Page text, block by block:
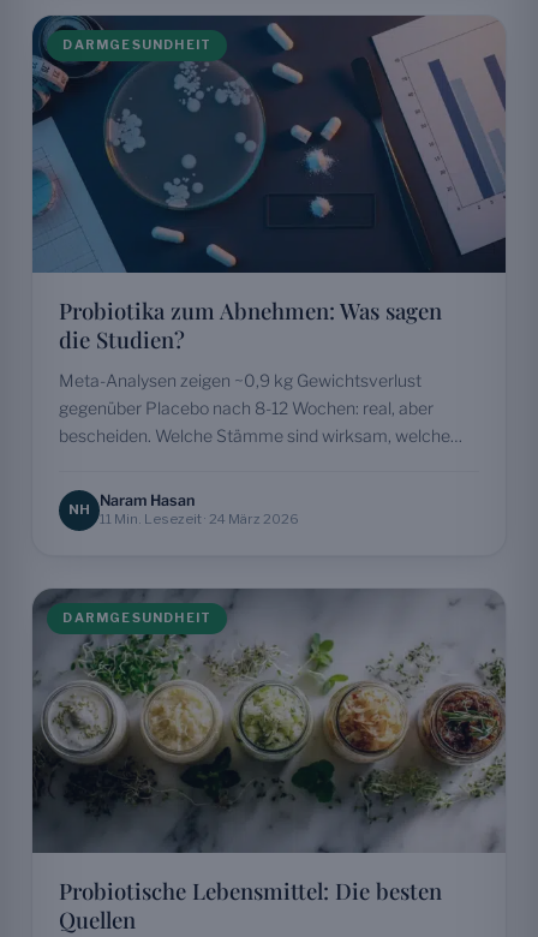
DARMGESUNDHEIT
Probiotika zum Abnehmen: Was sagen
die Studien?
Meta-Analysen zeigen ~0,9 kg Gewichtsverlust
gegenüber Placebo nach 8-12 Wochen: real, aber
bescheiden. Welche Stämme sind wirksam, welche
NH Naram Hasan
11 Min. Lesezeit · 24 März 2026
DARMGESUNDHEIT
Probiotische Lebensmittel: Die besten
Quellen